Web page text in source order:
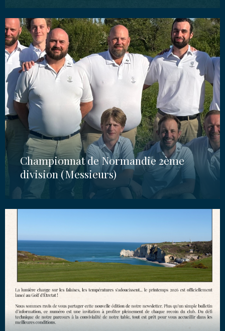
Championnat de Normandie 2ème
division (Messieurs)